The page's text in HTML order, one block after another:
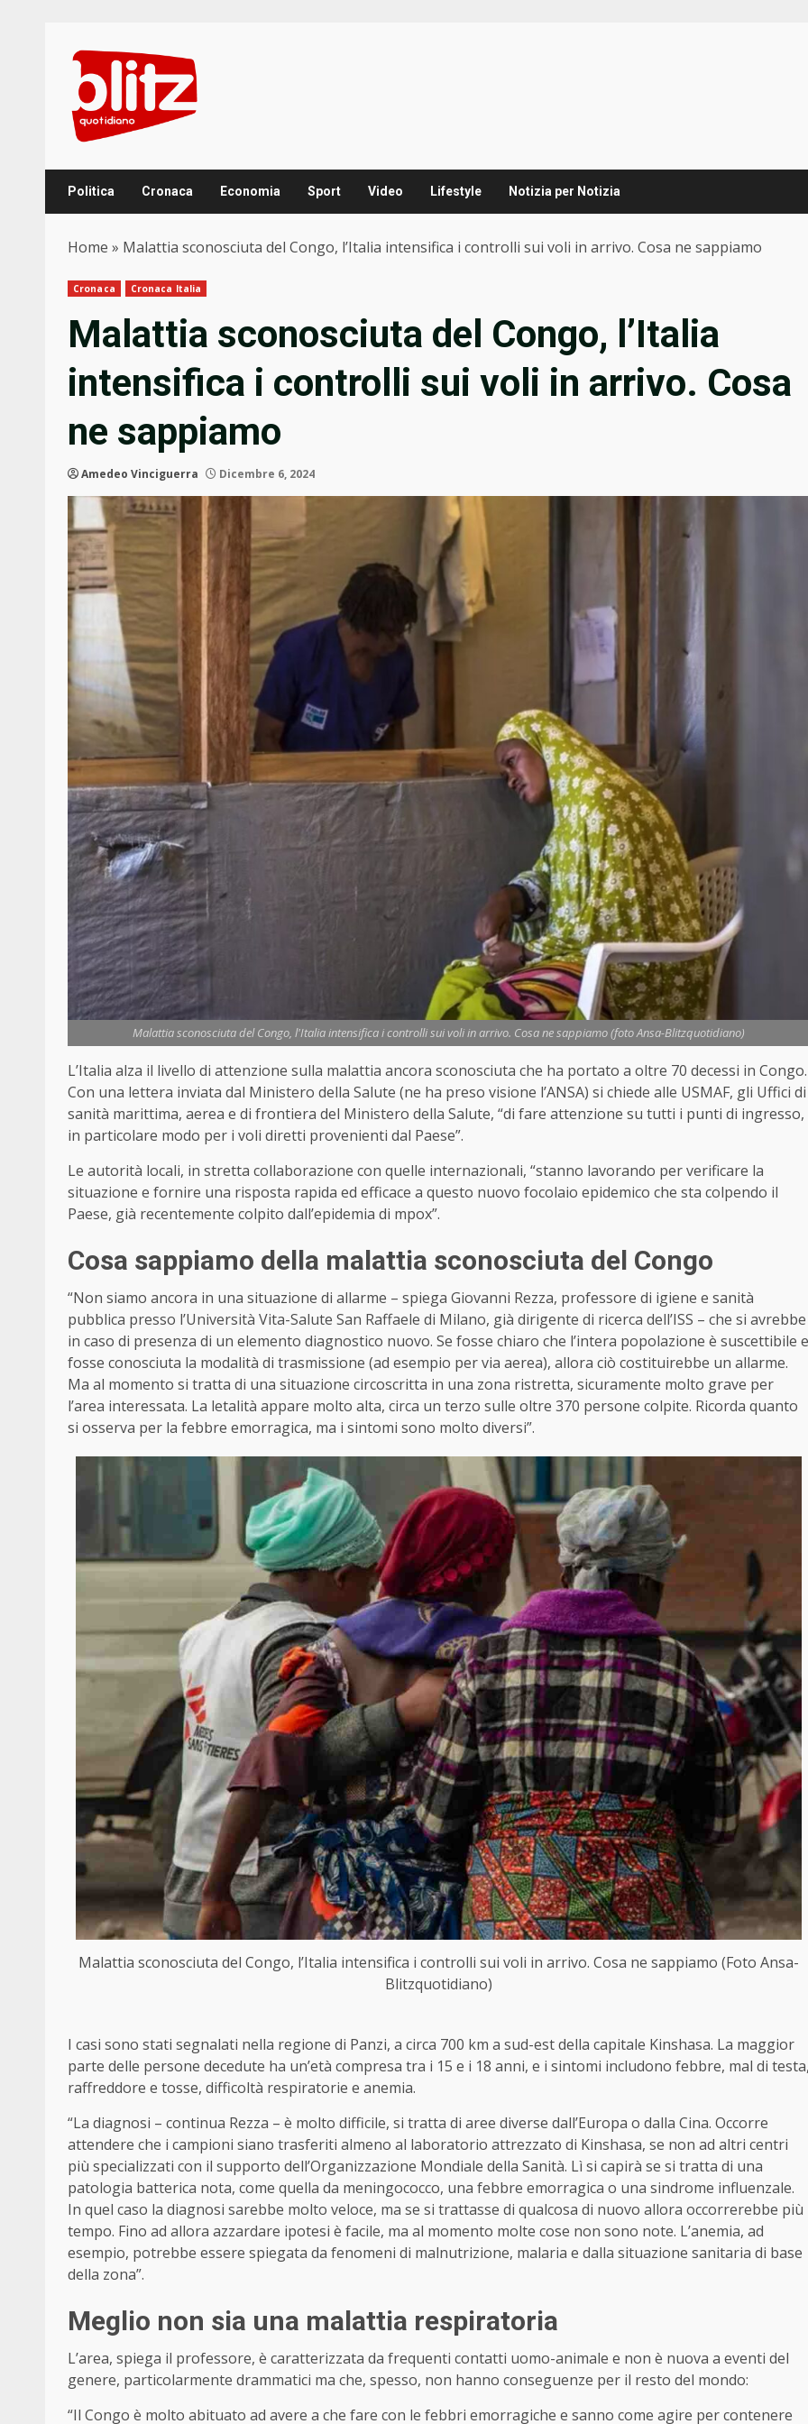
content
Politica Cronaca Economia Sport Video Lifestyle Notizia per Notizia
Home » Malattia sconosciuta del Congo, l’Italia intensifica i controlli sui voli in arrivo. Cosa ne sappiamo
Cronaca Cronaca Italia
Malattia sconosciuta del Congo, l’Italia
intensifica i controlli sui voli in arrivo. Cosa
ne sappiamo
Amedeo Vinciguerra Dicembre 6, 2024
Malattia sconosciuta del Congo, l'Italia intensifica i controlli sui voli in arrivo. Cosa ne sappiamo (foto Ansa-Blitzquotidiano)
L’Italia alza il livello di attenzione sulla malattia ancora sconosciuta che ha portato a oltre 70 decessi in Congo.
Con una lettera inviata dal Ministero della Salute (ne ha preso visione l’ANSA) si chiede alle USMAF, gli Uffici di
sanità marittima, aerea e di frontiera del Ministero della Salute, “di fare attenzione su tutti i punti di ingresso,
in particolare modo per i voli diretti provenienti dal Paese”.
Le autorità locali, in stretta collaborazione con quelle internazionali, “stanno lavorando per verificare la
situazione e fornire una risposta rapida ed efficace a questo nuovo focolaio epidemico che sta colpendo il
Paese, già recentemente colpito dall’epidemia di mpox”.
Cosa sappiamo della malattia sconosciuta del Congo
“Non siamo ancora in una situazione di allarme – spiega Giovanni Rezza, professore di igiene e sanità
pubblica presso l’Università Vita-Salute San Raffaele di Milano, già dirigente di ricerca dell’ISS – che si avrebbe
in caso di presenza di un elemento diagnostico nuovo. Se fosse chiaro che l’intera popolazione è suscettibile e
fosse conosciuta la modalità di trasmissione (ad esempio per via aerea), allora ciò costituirebbe un allarme.
Ma al momento si tratta di una situazione circoscritta in una zona ristretta, sicuramente molto grave per
l’area interessata. La letalità appare molto alta, circa un terzo sulle oltre 370 persone colpite. Ricorda quanto
si osserva per la febbre emorragica, ma i sintomi sono molto diversi”.
Malattia sconosciuta del Congo, l’Italia intensifica i controlli sui voli in arrivo. Cosa ne sappiamo (Foto Ansa-
Blitzquotidiano)
I casi sono stati segnalati nella regione di Panzi, a circa 700 km a sud-est della capitale Kinshasa. La maggior
parte delle persone decedute ha un’età compresa tra i 15 e i 18 anni, e i sintomi includono febbre, mal di
raffreddore e tosse, difficoltà respiratorie e anemia.
“La diagnosi – continua Rezza – è molto difficile, si tratta di aree diverse dall’Europa o dalla Cina. Occorre
attendere che i campioni siano trasferiti almeno al laboratorio attrezzato di Kinshasa, se non ad altri centri
più specializzati con il supporto dell’Organizzazione Mondiale della Sanità. Lì si capirà se si tratta di una
patologia batterica nota, come quella da meningococco, una febbre emorragica o una sindrome influenzale.
In quel caso la diagnosi sarebbe molto veloce, ma se si trattasse di qualcosa di nuovo allora occorrerebbe più
tempo. Fino ad allora azzardare ipotesi è facile, ma al momento molte cose non sono note. L’anemia, ad
esempio, potrebbe essere spiegata da fenomeni di malnutrizione, malaria e dalla situazione sanitaria di base
della zona”.
Meglio non sia una malattia respiratoria
L’area, spiega il professore, è caratterizzata da frequenti contatti uomo-animale e non è nuova a eventi del
genere, particolarmente drammatici ma che, spesso, non hanno conseguenze per il resto del mondo:
“Il Congo è molto abituato ad avere a che fare con le febbri emorragiche e sanno come agire per contenere